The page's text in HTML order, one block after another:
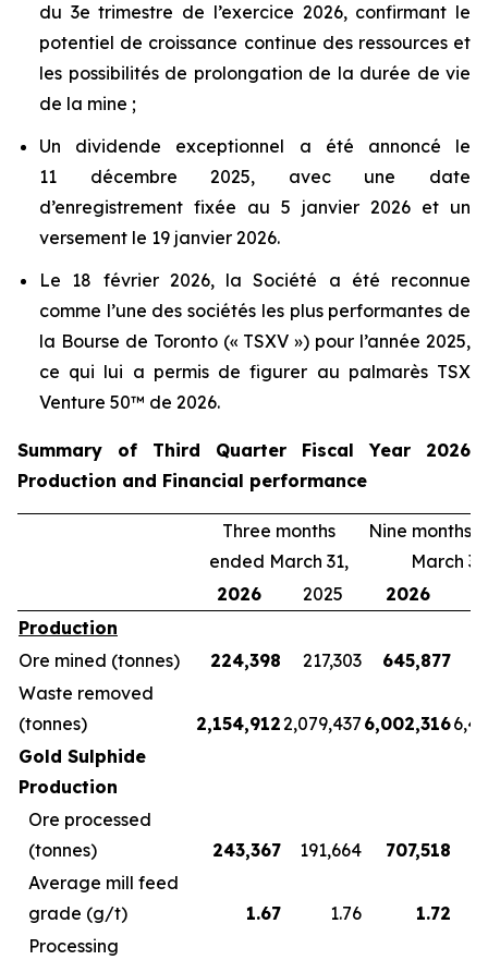
du 3e trimestre de l’exercice 2026, confirmant le
potentiel de croissance continue des ressources et
les possibilités de prolongation de la durée de vie
de la mine ;
Un dividende exceptionnel a été annoncé le
11 décembre 2025, avec une date
d’enregistrement fixée au 5 janvier 2026 et un
versement le 19 janvier 2026.
Le 18 février 2026, la Société a été reconnue
comme l’une des sociétés les plus performantes de
la Bourse de Toronto (« TSXV ») pour l’année 2025,
ce qui lui a permis de figurer au palmarès TSX
Venture 50™ de 2026.
Summary of Third Quarter Fiscal Year 2026
Production and Financial performance
Three months
ended March 31,
Nine months
March
2026
2025 2026
Production
Ore mined (tonnes)
224,398 217,303 645,877
Waste removed
(tonnes)
2,154,9122,079,437 6,002,316
Gold Sulphide
Production
Ore processed
(tonnes)
243,367 191,664 707,518
Average mill feed
grade (g/t)
1.67 1.76
1.72
Processing